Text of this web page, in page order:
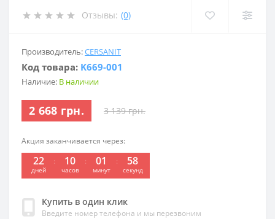
Отзывы: (0)
Производитель:CERSANIT
Код товара: K669-001
Наличие: В наличии
2 668 грн. 3 139 грн.
Акция заканчивается через:
22
дней
10
часов
01
минут
58
секунд
Купить в один клик
Введите номер телефона и мы перезвоним